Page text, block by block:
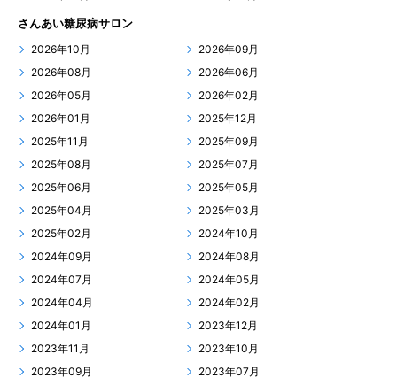
さんあい糖尿病サロン
2026年10月
2026年09月
2026年08月
2026年06月
2026年05月
2026年02月
2026年01月
2025年12月
2025年11月
2025年09月
2025年08月
2025年07月
2025年06月
2025年05月
2025年04月
2025年03月
2025年02月
2024年10月
2024年09月
2024年08月
2024年07月
2024年05月
2024年04月
2024年02月
2024年01月
2023年12月
2023年11月
2023年10月
2023年09月
2023年07月